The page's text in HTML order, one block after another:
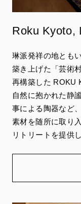
Roku Kyoto,
琳派発祥の地とも
築き上げた「芸術
再構築した ROKU
自然に抱かれた静
事による陶器など
素材を随所に取り
リトリートを提供